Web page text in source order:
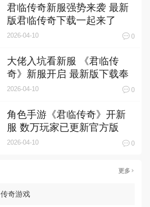
君临传奇新服强势来袭 最新
版君临传奇下载一起来了
2026-04-10 0
大佬入坑看新服 《君临传
奇》新服开启 最新版下载奉
上
2026-04-10 0
角色手游《君临传奇》开新
服 数万玩家已更新官方版
2026-04-10 0
更多
传奇游戏